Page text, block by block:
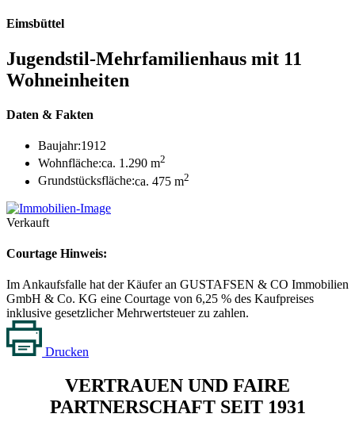
Eimsbüttel
Jugendstil-Mehrfamilienhaus mit 11
Wohneinheiten
Daten & Fakten
Baujahr:1912
Wohnfläche:ca. 1.290 m2
Grundstücksfläche:ca. 475 m2
Verkauft
Courtage Hinweis:
Im Ankaufsfalle hat der Käufer an GUSTAFSEN & CO Immobilien
GmbH & Co. KG eine Courtage von 6,25 % des Kaufpreises
inklusive gesetzlicher Mehrwertsteuer zu zahlen.
Drucken
VERTRAUEN UND FAIRE
PARTNERSCHAFT SEIT 1931